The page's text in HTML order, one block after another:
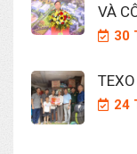
VÀ
30
24